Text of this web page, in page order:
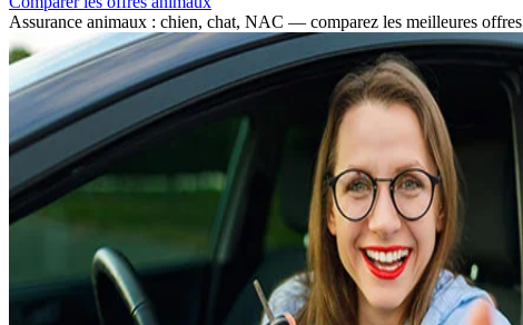
Assurance animaux : chien, chat, NAC — comparez les meilleures offres